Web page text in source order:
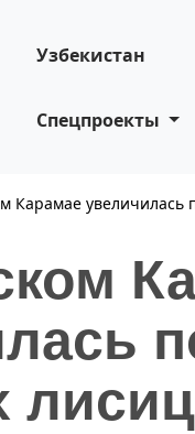
Узбекистан
Спецпроекты
Карамае увеличилась
лисиц